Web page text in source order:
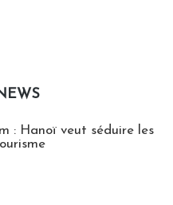
: Hanoï veut séduire les